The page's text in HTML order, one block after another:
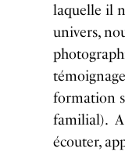
laquelle il
univers,
formation
familial). A
écouter,